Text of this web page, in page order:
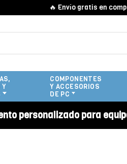
🔥 Envío gratis en
Y
COMPONENTES
Y ACCESORIOS
DE PC
personalizado para